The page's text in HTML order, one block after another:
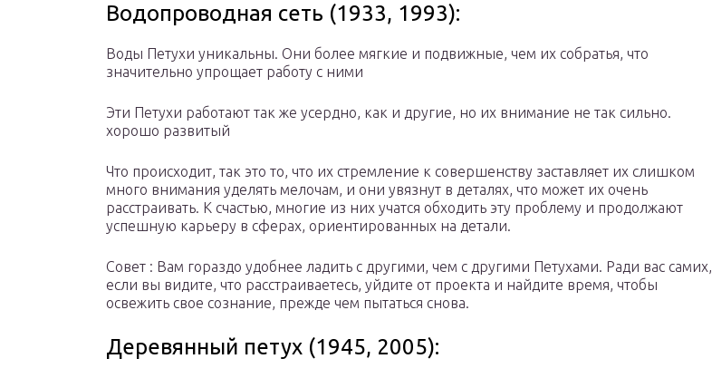
Водопроводная сеть (1933, 1993):
Воды Петухи уникальны. Они более мягкие и подвижные, чем их собратья, что
значительно упрощает работу с ними
Эти Петухи работают так же усердно, как и другие, но их внимание не так сильно.
хорошо развитый
Что происходит, так это то, что их стремление к совершенству заставляет их слишком
много внимания уделять мелочам, и они увязнут в деталях, что может их очень
расстраивать. К счастью, многие из них учатся обходить эту проблему и продолжают
успешную карьеру в сферах, ориентированных на детали.
Совет : Вам гораздо удобнее ладить с другими, чем с другими Петухами. Ради вас самих,
если вы видите, что расстраиваетесь, уйдите от проекта и найдите время, чтобы
освежить свое сознание, прежде чем пытаться снова.
Деревянный петух (1945, 2005):